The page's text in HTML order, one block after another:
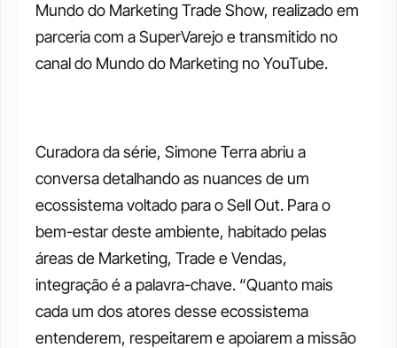
Mundo do Marketing Trade Show, realizado em
parceria com a SuperVarejo e transmitido no
canal do Mundo do Marketing no YouTube.
Curadora da série, Simone Terra abriu a
conversa detalhando as nuances de um
ecossistema voltado para o Sell Out. Para o
bem-estar deste ambiente, habitado pelas
áreas de Marketing, Trade e Vendas,
integração é a palavra-chave. “Quanto mais
cada um dos atores desse ecossistema
entenderem, respeitarem e apoiarem a missão